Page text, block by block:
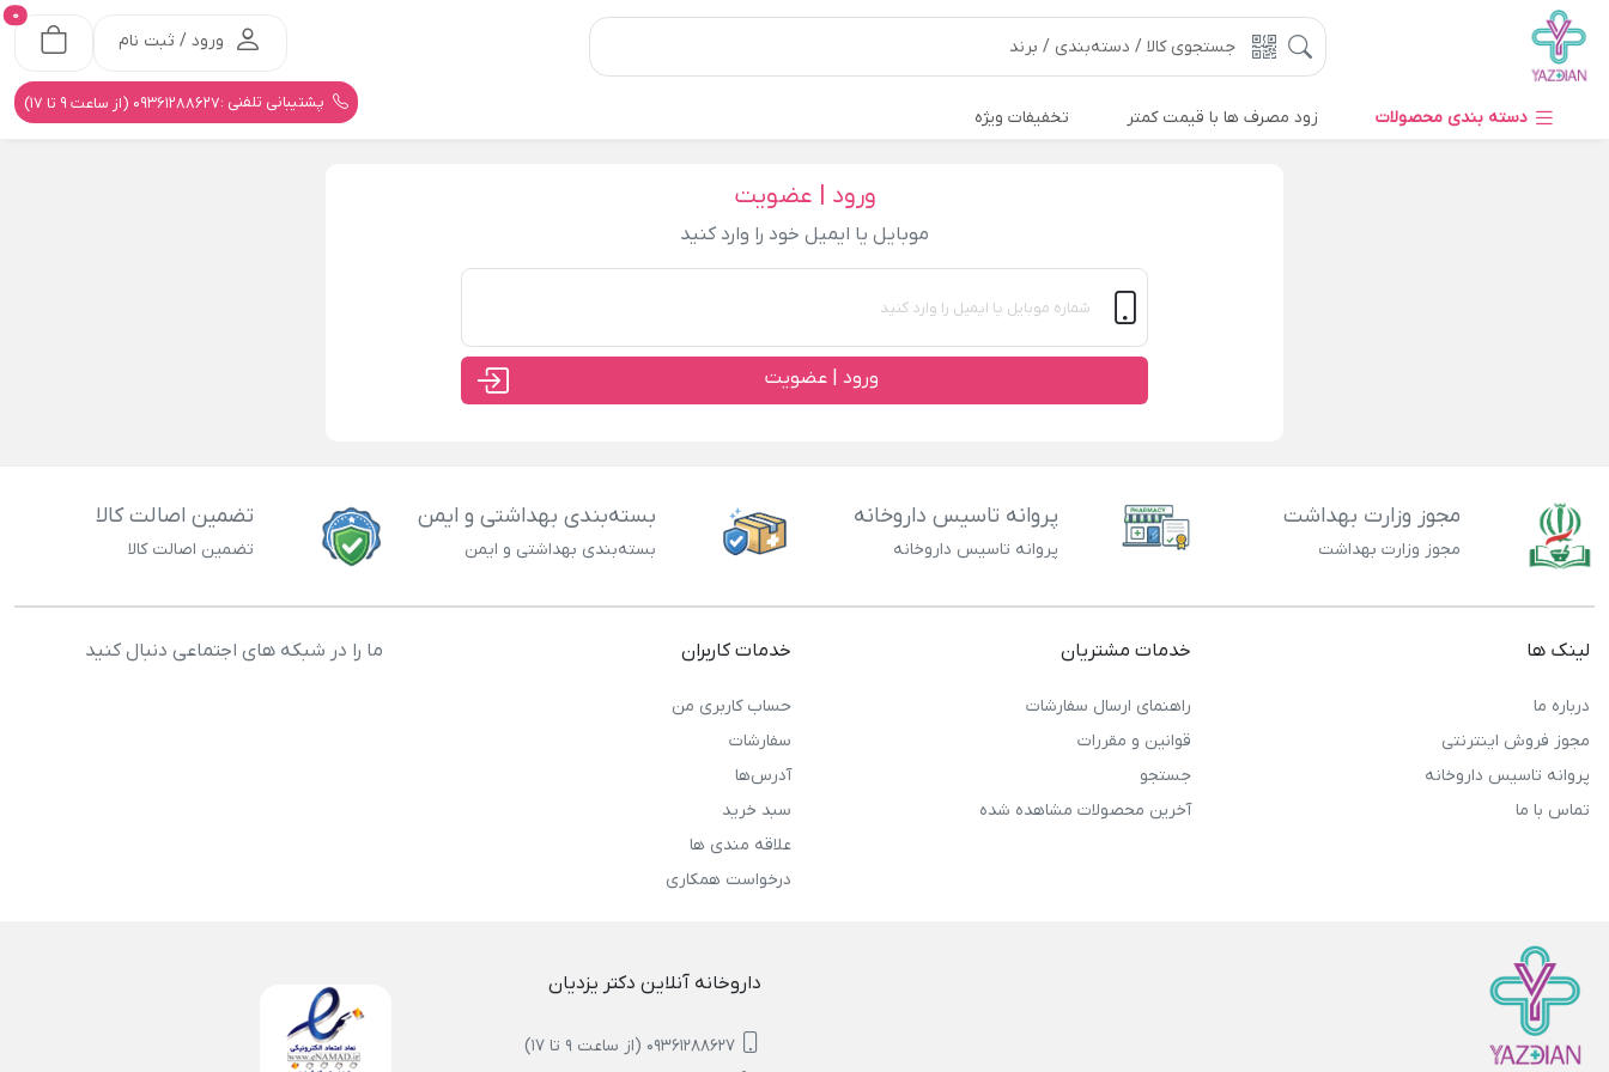
ورود / ثبت نام
0
پشتیبانی تلفنی :09361288627 (از ساعت 9 تا 17)
دسته بندی محصولات زود مصرف ها با قیمت کمتر تخفیفات ویژه
ورود | عضویت
موبایل یا ایمیل خود را وارد کنید
ورود | عضویت
مجوز وزارت بهداشت
مجوز وزارت بهداشت
پروانه تاسیس داروخانه
پروانه تاسیس داروخانه
بسته‌بندی بهداشتی و ایمن
بسته‌بندی بهداشتی و ایمن
تضمین اصالت کالا
تضمین اصالت کالا
لینک ها
درباره ما
مجوز فروش اینترنتی
پروانه تاسیس داروخانه
تماس با ما
خدمات مشتریان
راهنمای ارسال سفارشات
قوانین و مقررات
جستجو
آخرین محصولات مشاهده شده
خدمات کاربران
حساب کاربری من
سفارشات
آدرس‌ها
سبد خرید
علاقه مندی ها
درخواست همکاری
ما را در شبکه های اجتماعی دنبال کنید
داروخانه آنلاین دکتر یزدیان
09361288627 (از ساعت 9 تا 17)